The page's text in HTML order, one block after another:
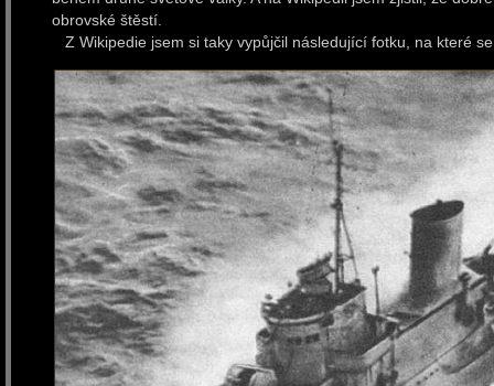
obrovské štěstí.
Z Wikipedie jsem si taky vypůjčil následující fotku, na které